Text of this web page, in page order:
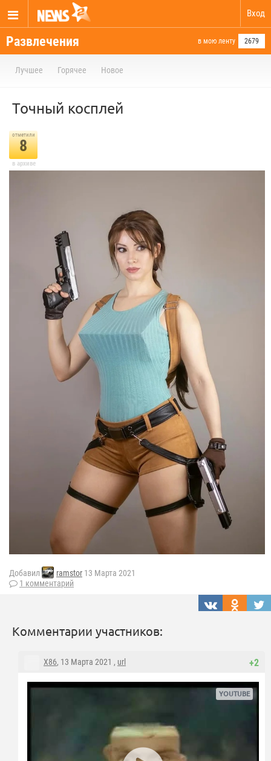
Вход
Развлечения в мою ленту 2679
Лучшее Горячее Новое
Точный косплей
отметили
8
в архиве
Добавил ramstor 13 Марта 2021
1 комментарий
Комментарии участников:
+2
X86, 13 Марта 2021 , url